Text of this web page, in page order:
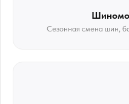
Сезонная смена шин,